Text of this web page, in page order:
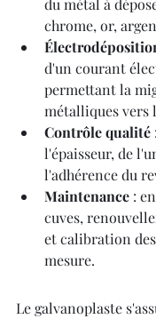
du métal à
chrome, or,
d'un courant
permettant la
métalliques vers
Contrôle qualité
l'épaisseur, de
l'adhérence du
Maintenance :
cuves,
et calibration
mesure.
Le galvanoplaste